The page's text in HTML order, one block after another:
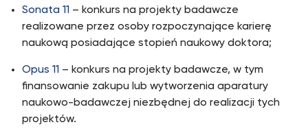
Sonata 11 – konkurs na projekty badawcze
realizowane przez osoby rozpoczynające karierę
naukową posiadające stopień naukowy doktora;
Opus 11 – konkurs na projekty badawcze, w tym
finansowanie zakupu lub wytworzenia aparatury
naukowo-badawczej niezbędnej do realizacji tych
projektów.